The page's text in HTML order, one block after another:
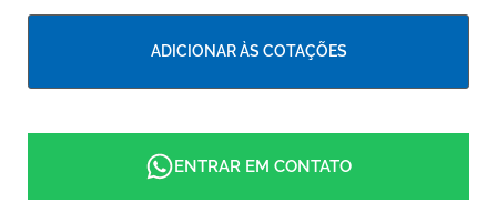
ADICIONAR ÀS COTAÇÕES
ENTRAR EM CONTATO